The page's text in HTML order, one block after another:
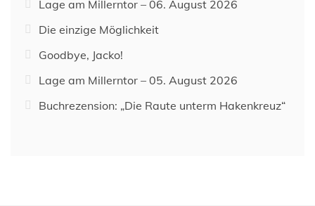
Lage am Millerntor – 06. August 2026
Die einzige Möglichkeit
Goodbye, Jacko!
Lage am Millerntor – 05. August 2026
Buchrezension: „Die Raute unterm Hakenkreuz“